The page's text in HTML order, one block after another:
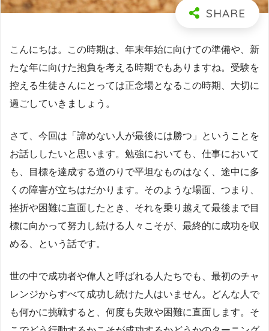
こんにちは。この時期は、年末年始に向けての準備や、新
たな年に向けた抱負を考える時期でもありますね。受験を
控える生徒さんにとっては正念場となるこの時期、大切に
過ごしていきましょう。
さて、今回は「諦めない人が最後には勝つ」ということを
お話ししたいと思います。勉強においても、仕事において
も、目標を達成する道のりで平坦なものはなく、途中に多
くの障害が立ちはだかります。そのような場面、つまり、
挫折や困難に直面したとき、それを乗り越えて最後まで目
標に向かって努力し続ける人々こそが、最終的に成功を収
める、という話です。
世の中で成功者や偉人と呼ばれる人たちでも、最初のチャ
レンジからすべて成功し続けた人はいません。どんな人で
も何かに挑戦すると、何度も失敗や困難に直面します。そ